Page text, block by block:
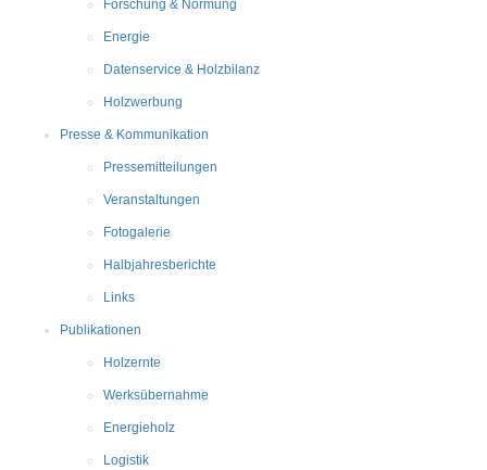
Forschung & Normung
Energie
Datenservice & Holzbilanz
Holzwerbung
Presse & Kommunikation
Pressemitteilungen
Veranstaltungen
Fotogalerie
Halbjahresberichte
Links
Publikationen
Holzernte
Werksübernahme
Energieholz
Logistik